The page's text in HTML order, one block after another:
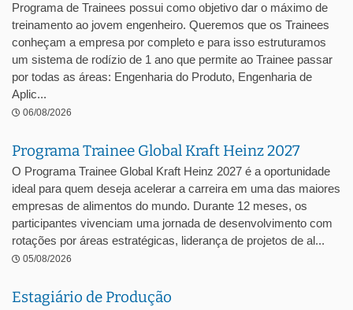
Programa de Trainees possui como objetivo dar o máximo de
treinamento ao jovem engenheiro. Queremos que os Trainees
conheçam a empresa por completo e para isso estruturamos
um sistema de rodízio de 1 ano que permite ao Trainee passar
por todas as áreas: Engenharia do Produto, Engenharia de
Aplic...
06/08/2026
Programa Trainee Global Kraft Heinz 2027
O Programa Trainee Global Kraft Heinz 2027 é a oportunidade
ideal para quem deseja acelerar a carreira em uma das maiores
empresas de alimentos do mundo. Durante 12 meses, os
participantes vivenciam uma jornada de desenvolvimento com
rotações por áreas estratégicas, liderança de projetos de al...
05/08/2026
Estagiário de Produção